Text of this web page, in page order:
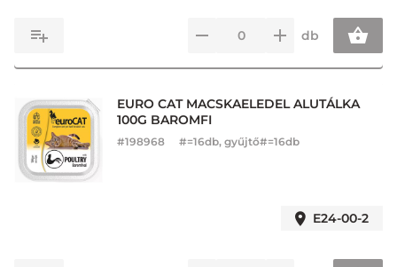
db
EURO CAT MACSKAELEDEL ALUTÁLKA
100G BAROMFI
#198968 #=16db, gyűjtő#=16db
E24-00-2